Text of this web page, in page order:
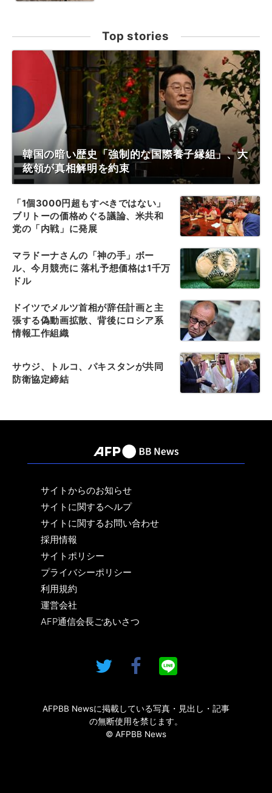
Top stories
韓国の暗い歴史「強制的な国際養子縁組」、大
統領が真相解明を約束
「1個3000円超もすべきではない」
ブリトーの価格めぐる議論、米共和
党の「内戦」に発展
マラドーナさんの「神の手」ボー
ル、今月競売に 落札予想価格は1千万
ドル
ドイツでメルツ首相が辞任計画と主
張する偽動画拡散、背後にロシア系
情報工作組織
サウジ、トルコ、パキスタンが共同
防衛協定締結
サイトからのお知らせ
サイトに関するヘルプ
サイトに関するお問い合わせ
採用情報
サイトポリシー
プライバシーポリシー
利用規約
運営会社
AFP通信会長ごあいさつ
AFPBB Newsに掲載している写真・見出し・記事
の無断使用を禁じます。
© AFPBB News